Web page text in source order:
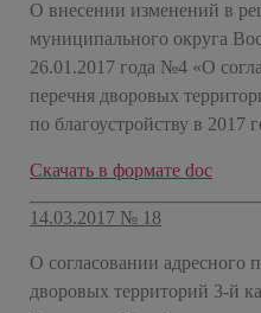
О внесении изменений в
муниципального округа
26.01.2017 года №4 «О
перечня дворовых
по благоустройству в 2017
​Скачать в формате doc
14.03.2017 № 18
О согласовании адресного
дворовых территорий 3-й